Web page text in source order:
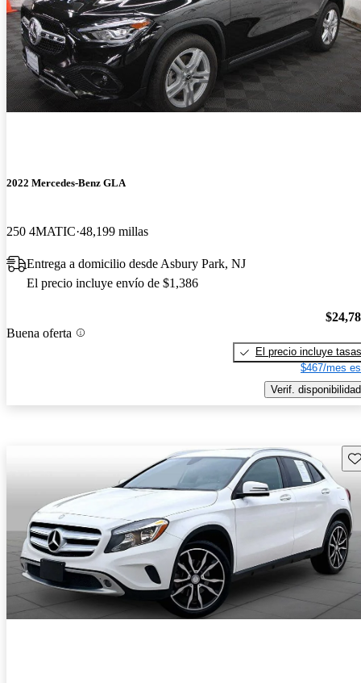
2022 Mercedes-Benz GLA
250 4MATIC 48,199 millas
Entrega a domicilio desde Asbury Park, NJ
El precio incluye envío de $1,386
Buena oferta
El precio incluye tasas
$467/mes
Verif. disponibilidad